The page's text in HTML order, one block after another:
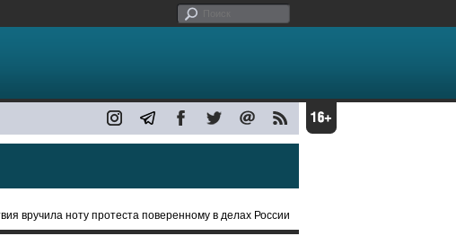
вручила ноту протеста поверенному в делах России